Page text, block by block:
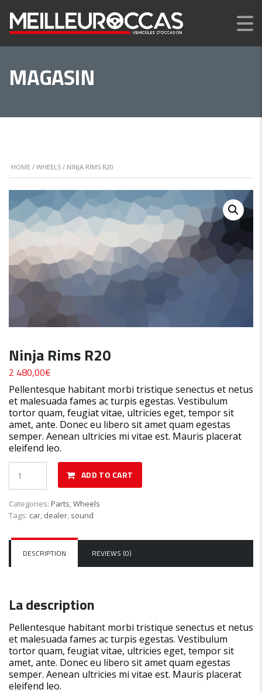
MAGASIN
HOME / WHEELS / NINJA RIMS R20
Ninja Rims R20
2 480,00€
Pellentesque habitant morbi tristique senectus et netus
et malesuada fames ac turpis egestas. Vestibulum
tortor quam, feugiat vitae, ultricies eget, tempor sit
amet, ante. Donec eu libero sit amet quam egestas
semper. Aenean ultricies mi vitae est. Mauris placerat
eleifend leo.
ADD TO CART
Categories: Parts,Wheels
Tags: car, dealer, sound
DESCRIPTION REVIEWS (0)
La description
Pellentesque habitant morbi tristique senectus et netus
et malesuada fames ac turpis egestas. Vestibulum
tortor quam, feugiat vitae, ultricies eget, tempor sit
amet, ante. Donec eu libero sit amet quam egestas
semper. Aenean ultricies mi vitae est. Mauris placerat
eleifend leo.